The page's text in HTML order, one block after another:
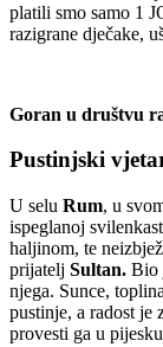
platili smo samo 1
razigrane dječake,
Goran u društvu
Pustinjski
U selu Rum, u
ispeglanoj
haljinom, te
prijatelj Sultan. Bio
njega. Sunce,
pustinje, a radost je
provesti ga u pijesku